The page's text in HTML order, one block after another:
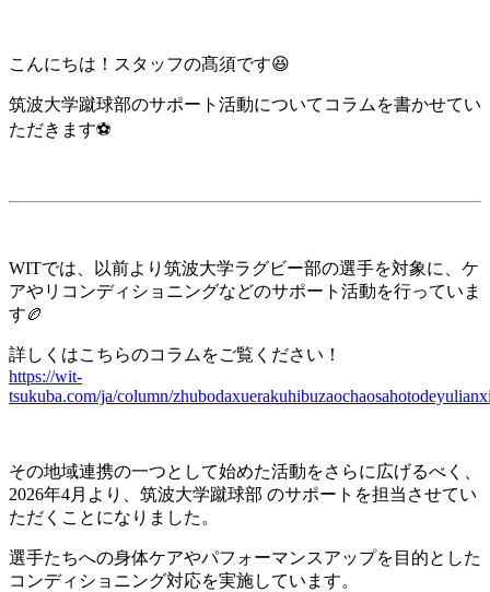
こんにちは！スタッフの髙須です😆
筑波大学蹴球部のサポート活動についてコラムを書かせてい
ただきます⚽️
WITでは、以前より筑波大学ラグビー部の選手を対象に、ケ
アやリコンディショニングなどのサポート活動を行っていま
す🏉
詳しくはこちらのコラムをご覧ください！
https://wit-
tsukuba.com/ja/column/
その地域連携の一つとして始めた活動をさらに広げるべく、
2026年4月より、筑波大学蹴球部 のサポートを担当させてい
ただくことになりました。
選手たちへの身体ケアやパフォーマンスアップを目的とした
コンディショニング対応を実施しています。